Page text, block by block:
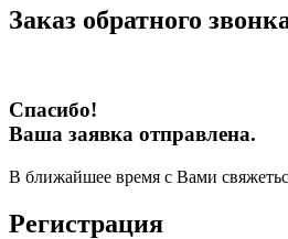
Заказ обратного
Спасибо!
Ваша заявка отправлена.
В ближайшее время с Вами
Регистрация